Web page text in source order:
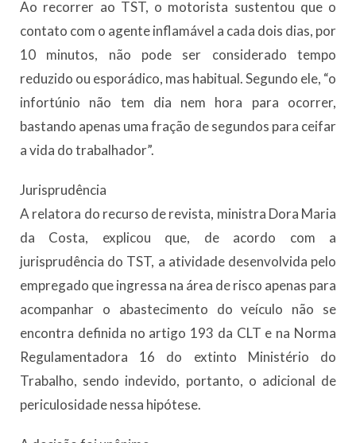
Ao recorrer ao TST, o motorista sustentou que o
contato com o agente inflamável a cada dois dias, por
10 minutos, não pode ser considerado tempo
reduzido ou esporádico, mas habitual. Segundo ele, “o
infortúnio não tem dia nem hora para ocorrer,
bastando apenas uma fração de segundos para ceifar
a vida do trabalhador”.
Jurisprudência
A relatora do recurso de revista, ministra Dora Maria
da Costa, explicou que, de acordo com a
jurisprudência do TST, a atividade desenvolvida pelo
empregado que ingressa na área de risco apenas para
acompanhar o abastecimento do veículo não se
encontra definida no artigo 193 da CLT e na Norma
Regulamentadora 16 do extinto Ministério do
Trabalho, sendo indevido, portanto, o adicional de
periculosidade nessa hipótese.